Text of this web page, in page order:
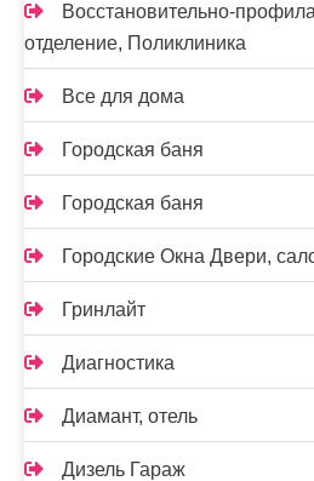
Восстановительно-
отделение, Поликлиника
Все для дома
Городская баня
Городская баня
Городские Окна Двери,
Гринлайт
Диагностика
Диамант, отель
Дизель Гараж